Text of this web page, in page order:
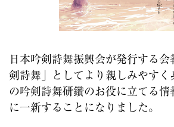
日本吟剣詩舞振興会が発行する
剣詩舞」としてより親しみやすく
の吟剣詩舞研鑽のお役に立てる情
に一新することになりました。